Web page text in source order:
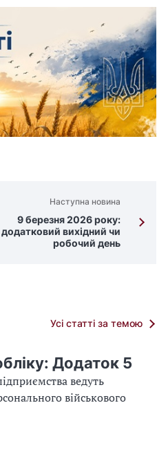
Наступна новина
9 березня 2026 року:
додатковий вихідний чи
робочий день
Усі статті за темою
Додаток 5
ведуть
військового